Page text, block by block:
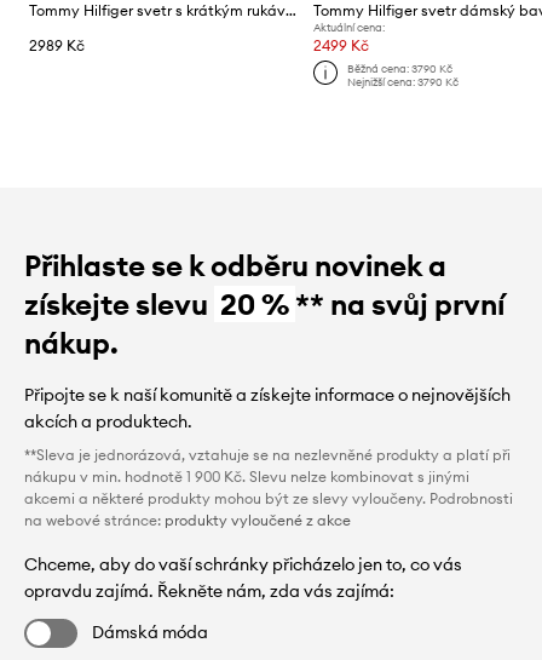
Tommy Hilfiger svetr s krátkým rukávem dámský bavlněný
2989 Kč
Aktuální cena:
2499 Kč
Běžná cena: 3790 Kč
Nejnižší cena: 3790 Kč
Přihlaste se k odběru novinek a
získejte slevu 20 %** na svůj první
nákup.
Připojte se k naší komunitě a získejte informace o nejnovějších
akcích a produktech.
**Sleva je jednorázová, vztahuje se na nezlevněné produkty a platí při
nákupu v min. hodnotě 1 900 Kč. Slevu nelze kombinovat s jinými
akcemi a některé produkty mohou být ze slevy vyloučeny. Podrobnosti
na webové stránce: produkty vyloučené z akce
Chceme, aby do vaší schránky přicházelo jen to, co vás
opravdu zajímá. Řekněte nám, zda vás zajímá:
Dámská móda